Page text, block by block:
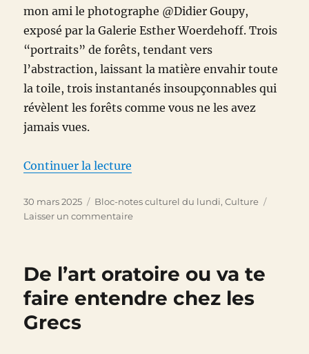
mon ami le photographe @Didier Goupy,
exposé par la Galerie Esther Woerdehoff. Trois
“portraits” de forêts, tendant vers
l’abstraction, laissant la matière envahir toute
la toile, trois instantanés insoupçonnables qui
révèlent les forêts comme vous ne les avez
jamais vues.
Continuer la lecture
Publié
le
30 mars 2025 Catégories
Bloc-notes culturel du lundi,Culture
Laisser un commentairesur
du
30
mars
De l’art oratoire ou va te
faire entendre chez les
Grecs